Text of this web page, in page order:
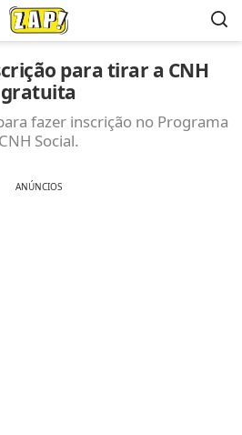
para tirar a CNH
gratuita
fazer inscrição no Programa
CNH Social.
ANÚNCIOS